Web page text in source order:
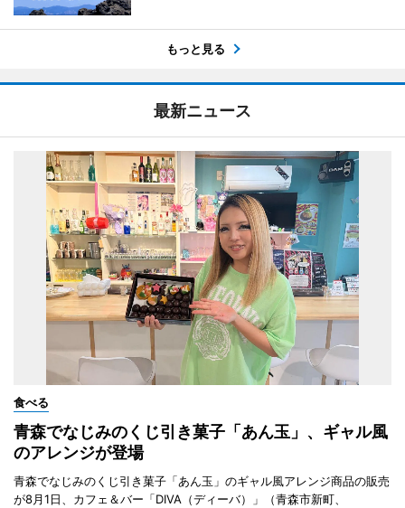
もっと見る
最新ニュース
食べる
青森でなじみのくじ引き菓子「あん玉」、ギャル風
のアレンジが登場
青森でなじみのくじ引き菓子「あん玉」のギャル風アレンジ商品の販売
が8月1日、カフェ＆バー「DIVA（ディーバ）」（青森市新町、